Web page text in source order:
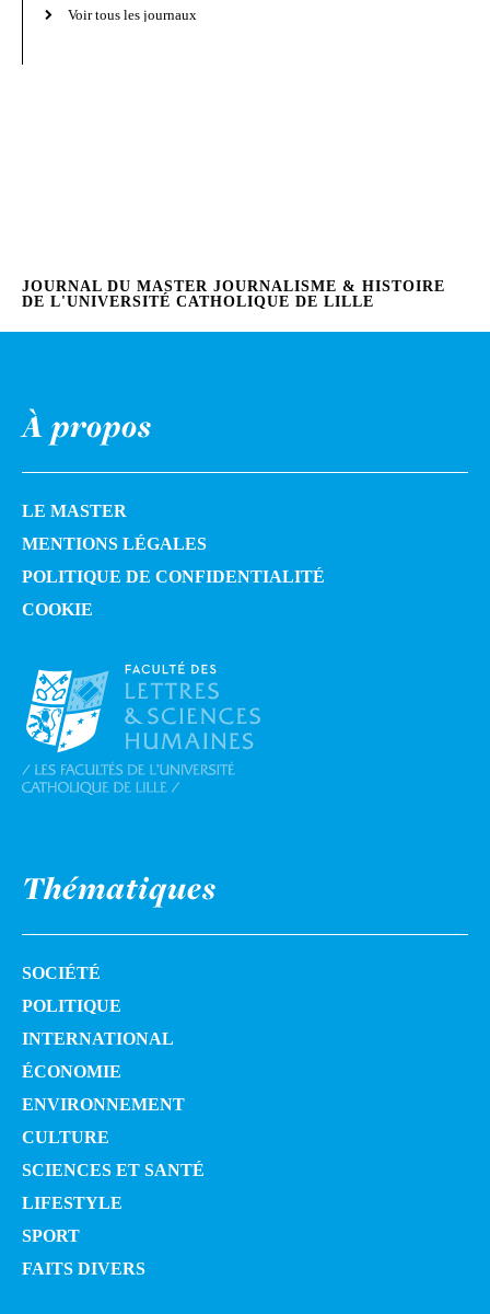
Voir tous les journaux
JOURNAL DU MASTER JOURNALISME & HISTOIRE
DE L'UNIVERSITÉ CATHOLIQUE DE LILLE
À propos
LE MASTER
MENTIONS LÉGALES
POLITIQUE DE CONFIDENTIALITÉ
COOKIE
Thématiques
SOCIÉTÉ
POLITIQUE
INTERNATIONAL
ÉCONOMIE
ENVIRONNEMENT
CULTURE
SCIENCES ET SANTÉ
LIFESTYLE
SPORT
FAITS DIVERS